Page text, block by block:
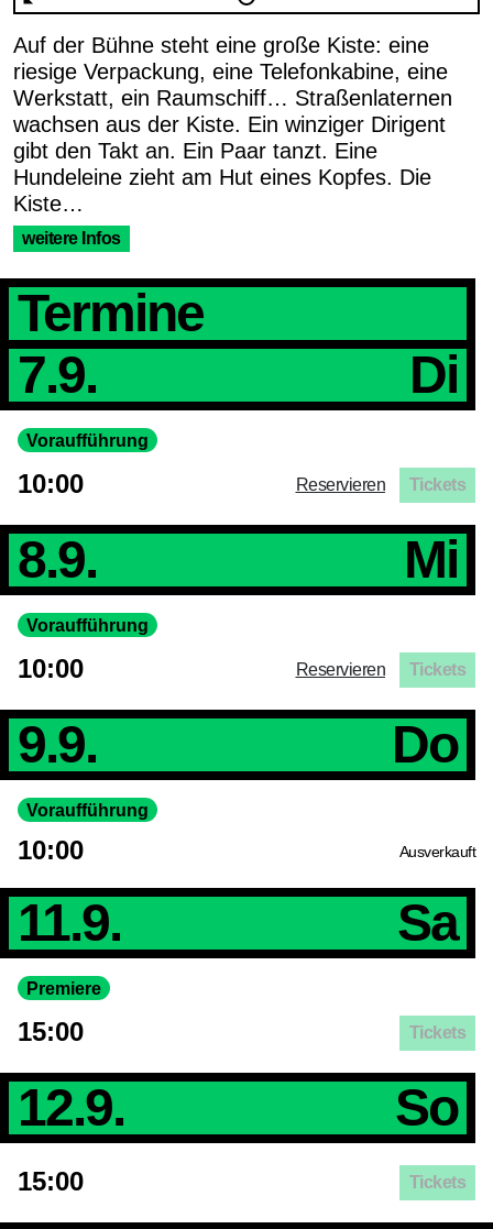
Auf der Bühne steht eine große Kiste: eine
riesige Verpackung, eine Telefonkabine, eine
Werkstatt, ein Raumschiff… Straßenlaternen
wachsen aus der Kiste. Ein winziger Dirigent
gibt den Takt an. Ein Paar tanzt. Eine
Hundeleine zieht am Hut eines Kopfes. Die
Kiste…
weitere Infos
Termine
7.9.
Di
Voraufführung
10:00 Reservieren Tickets
8.9. Mi
Voraufführung
10:00 Reservieren Tickets
9.9. Do
Voraufführung
10:00 Ausverkauft
11.9. Sa
Premiere
15:00 Tickets
12.9. So
15:00 Tickets